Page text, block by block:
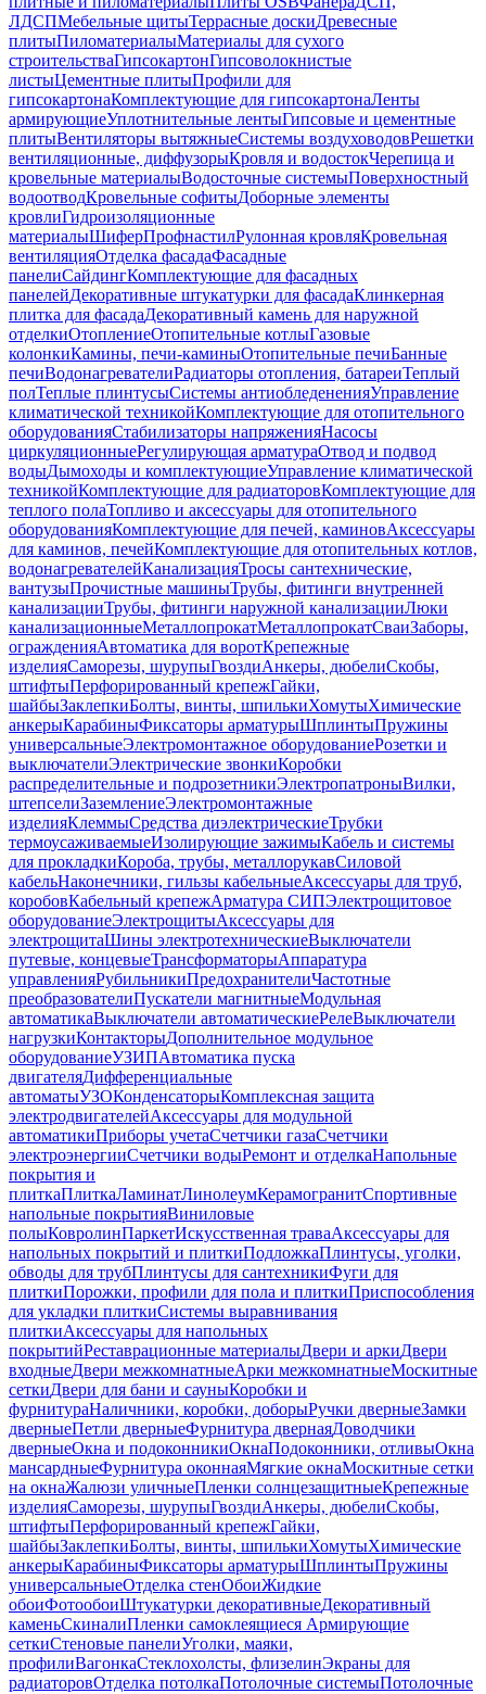
ЛДСПМебельные щитыТеррасные доскиДревесные
плитыПиломатериалыМатериалы для сухого
строительстваГипсокартонГипсоволокнистые
листыЦементные плитыПрофили для
гипсокартонаКомплектующие для гипсокартонаЛенты
армирующиеУплотнительные лентыГипсовые и цементные
плитыВентиляторы вытяжныеСистемы воздуховодовРешетки
вентиляционные, диффузорыКровля и водостокЧерепица и
кровельные материалыВодосточные системыПоверхностный
водоотводКровельные софитыДоборные элементы
кровлиГидроизоляционные
материалыШиферПрофнастилРулонная кровляКровельная
вентиляцияОтделка фасадаФасадные
панелиСайдингКомплектующие для фасадных
панелейДекоративные штукатурки для фасадаКлинкерная
плитка для фасадаДекоративный камень для наружной
отделкиОтоплениеОтопительные котлыГазовые
колонкиКамины, печи-каминыОтопительные печиБанные
печиВодонагревателиРадиаторы отопления, батареиТеплый
полТеплые плинтусыСистемы антиобледененияУправление
климатической техникойКомплектующие для отопительного
оборудованияСтабилизаторы напряженияНасосы
циркуляционныеРегулирующая арматураОтвод и подвод
водыДымоходы и комплектующиеУправление климатической
техникойКомплектующие для радиаторовКомплектующие для
теплого полаТопливо и аксессуары для отопительного
оборудованияКомплектующие для печей, каминовАксессуары
для каминов, печейКомплектующие для отопительных котлов,
водонагревателейКанализацияТросы сантехнические,
вантузыПрочистные машиныТрубы, фитинги внутренней
канализацииТрубы, фитинги наружной канализацииЛюки
канализационныеМеталлопрокатМеталлопрокатСваиЗаборы,
огражденияАвтоматика для воротКрепежные
изделияСаморезы, шурупыГвоздиАнкеры, дюбелиСкобы,
штифтыПерфорированный крепежГайки,
шайбыЗаклепкиБолты, винты, шпилькиХомутыХимические
анкерыКарабиныФиксаторы арматурыШплинтыПружины
универсальныеЭлектромонтажное оборудованиеРозетки и
выключателиЭлектрические звонкиКоробки
распределительные и подрозетникиЭлектропатроныВилки,
штепселиЗаземлениеЭлектромонтажные
изделияКлеммыСредства диэлектрическиеТрубки
термоусаживаемыеИзолирующие зажимыКабель и системы
для прокладкиКороба, трубы, металлорукавСиловой
кабельНаконечники, гильзы кабельныеАксессуары для труб,
коробовКабельный крепежАрматура СИПЭлектрощитовое
оборудованиеЭлектрощитыАксессуары для
электрощитаШины электротехническиеВыключатели
путевые, концевыеТрансформаторыАппаратура
управленияРубильникиПредохранителиЧастотные
преобразователиПускатели магнитныеМодульная
автоматикаВыключатели автоматическиеРелеВыключатели
нагрузкиКонтакторыДополнительное модульное
оборудованиеУЗИПАвтоматика пуска
двигателяДифференциальные
автоматыУЗОКонденсаторыКомплексная защита
электродвигателейАксессуары для модульной
автоматикиПриборы учетаСчетчики газаСчетчики
электроэнергииСчетчики водыРемонт и отделкаНапольные
покрытия и
плиткаПлиткаЛаминатЛинолеумКерамогранитСпортивные
напольные покрытияВиниловые
полыКовролинПаркетИскусственная траваАксессуары для
напольных покрытий и плиткиПодложкаПлинтусы, уголки,
обводы для трубПлинтусы для сантехникиФуги для
плиткиПорожки, профили для пола и плиткиПриспособления
для укладки плиткиСистемы выравнивания
плиткиАксессуары для напольных
покрытийРеставрационные материалыДвери и аркиДвери
входныеДвери межкомнатныеАрки межкомнатныеМоскитные
сеткиДвери для бани и сауныКоробки и
фурнитураНаличники, коробки, доборыРучки дверныеЗамки
дверныеПетли дверныеФурнитура двернаяДоводчики
дверныеОкна и подоконникиОкнаПодоконники, отливыОкна
мансардныеФурнитура оконнаяМягкие окнаМоскитные сетки
на окнаЖалюзи уличныеПленки солнцезащитныеКрепежные
изделияСаморезы, шурупыГвоздиАнкеры, дюбелиСкобы,
штифтыПерфорированный крепежГайки,
шайбыЗаклепкиБолты, винты, шпилькиХомутыХимические
анкерыКарабиныФиксаторы арматурыШплинтыПружины
универсальныеОтделка стенОбоиЖидкие
обоиФотообоиШтукатурки декоративныеДекоративный
каменьСкиналиПленки самоклеящиеся Армирующие
сеткиСтеновые панелиУголки, маяки,
профилиВагонкаСтеклохолсты, флизелинЭкраны для
радиаторовОтделка потолкаПотолочные системыПотолочные